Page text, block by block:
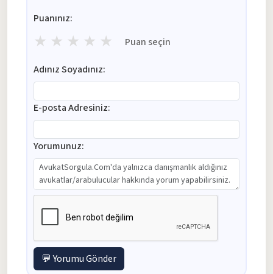
Puanınız:
★ ★ ★ ★ ★ Puan seçin
Adınız Soyadınız:
E-posta Adresiniz:
Yorumunuz:
💬 Yorumu Gönder